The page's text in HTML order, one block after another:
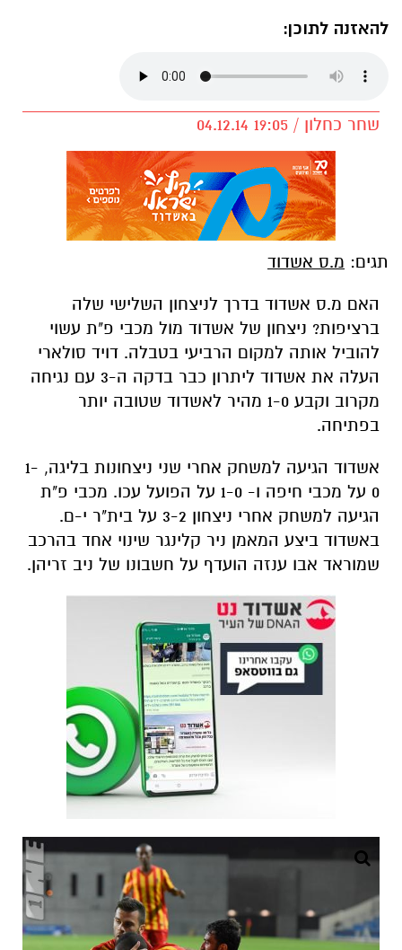
להאזנה לתוכן:
שחר כחלון / 19:05 04.12.14
תגים: מ.ס אשדוד
האם מ.ס אשדוד בדרך לניצחון השלישי שלה
ברציפות? ניצחון של אשדוד מול מכבי פ"ת עשוי
להוביל אותה למקום הרביעי בטבלה. דויד סולארי
העלה את אשדוד ליתרון כבר בדקה ה-3 עם נגיחה
מקרוב וקבע 1-0 מהיר לאשדוד שטובה יותר
בפתיחה.
אשדוד הגיעה למשחק אחרי שני ניצחונות בליגה, 1-
0 על מכבי חיפה ו- 1-0 על הפועל עכו. מכבי פ"ת
הגיעה למשחק אחרי ניצחון 3-2 על בית"ר י-ם.
באשדוד ביצע המאמן ניר קלינגר שינוי אחד בהרכב
שמוראד אבו ענזה הועדף על חשבונו של ניב זריהן.